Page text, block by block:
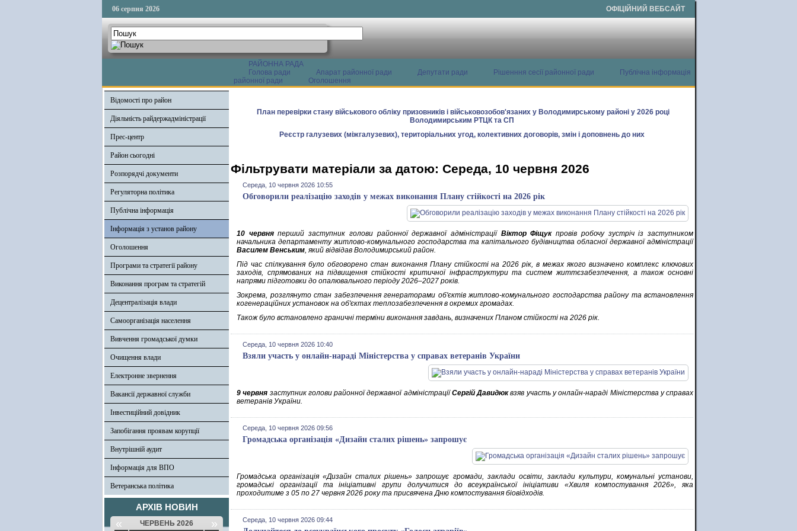
06 серпня 2026 ОФІЦІЙНИЙ ВЕБСАЙТ
РАЙОННА РАДА
Голова ради
Апарат районної ради Депутати ради Рішенння сесії районної ради
Публічна інформація
районної ради
Оголошення
Відомості про район
Діяльність райдержадміністрації
Прес-центр
Район сьогодні
Розпорядчі документи
Регуляторна політика
Публічна інформація
Інформація з установ району
Оголошення
Програми та стратегії району
Виконання програм та стратегій
Децентралізація влади
Самоорганізація населення
Вивчення громадської думки
Очищення влади
Електронне звернення
Вакансії державної служби
Інвестиційний довідник
Запобігання проявам корупції
Внутрішній аудит
Інформація для ВПО
Ветеранська політика
АРХІВ НОВИН
« ЧЕРВЕНЬ 2026 »
План перевірки стану військового обліку призовників і військовозобов'язаних у Володимирському районі у 2026 році
Володимирським РТЦК та СП
Реєстр галузевих (міжгалузевих), територіальних угод, колективних договорів, змін і доповнень до них
Фільтрувати матеріали за датою: Середа, 10 червня 2026
Середа, 10 червня 2026 10:55
Обговорили реалізацію заходів у межах виконання Плану стійкості на 2026 рік
10 червняперший заступник голови районної державної адміністрації Віктор Фіщукпровів робочу зустріч із заступником
начальника департаменту житлово-комунального господарства та капітального будівництва обласної державної адміністрації
Василем Венським, який відвідав Володимирський район.
Під час спілкування було обговорено стан виконання Плану стійкості на 2026 рік, в межах якого визначено комплекс ключових
заходів, спрямованих на підвищення стійкості критичної інфраструктури та систем життєзабезпечення, а також основні
напрями підготовки до опалювального періоду 2026–2027 років.
Зокрема, розглянуто стан забезпечення генераторами об'єктів житлово-комунального господарства району та встановлення
когенераційних установок на об'єктах теплозабезпечення в окремих громадах.
Також було встановлено граничні терміни виконання завдань, визначених Планом стійкості на 2026 рік.
Середа, 10 червня 2026 10:40
Взяли участь у онлайн-нараді Міністерства у справах ветеранів України
9 червня заступник голови районної державної адміністраціїСергій Давидюквзяв участь у онлайн-нараді Міністерства у справах
ветеранів України.
Середа, 10 червня 2026 09:56
Громадська організація «Дизайн сталих рішень» запрошує
Громадська організація «Дизайн сталих рішень» запрошує громади, заклади освіти, заклади культури, комунальні установи,
громадські організації та ініціативні групи долучитися до всеукраїнської ініціативи «Хвиля компостування 2026», яка
проходитиме з 05 по 27 червня 2026 року та присвячена Дню компостування біовідходів.
Середа, 10 червня 2026 09:44